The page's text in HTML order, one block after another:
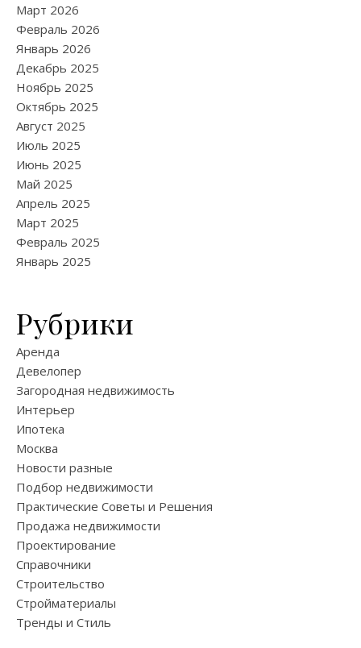
Март 2026
Февраль 2026
Январь 2026
Декабрь 2025
Ноябрь 2025
Октябрь 2025
Август 2025
Июль 2025
Июнь 2025
Май 2025
Апрель 2025
Март 2025
Февраль 2025
Январь 2025
Рубрики
Аренда
Девелопер
Загородная недвижимость
Интерьер
Ипотека
Москва
Новости разные
Подбор недвижимости
Практические Советы и Решения
Продажа недвижимости
Проектирование
Справочники
Строительство
Стройматериалы
Тренды и Стиль